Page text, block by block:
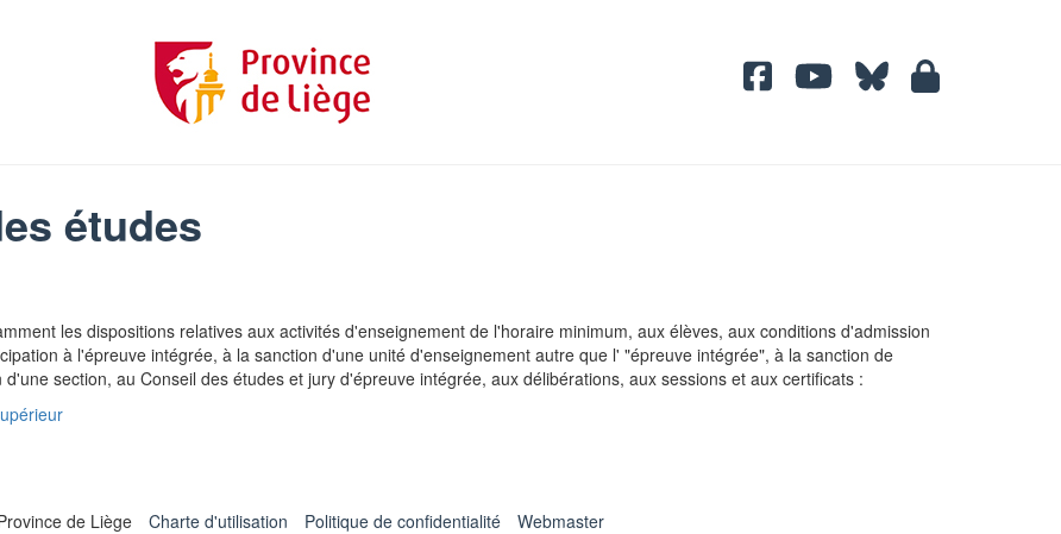
études
les dispositions relatives aux activités d'enseignement de l'horaire minimum, aux élèves, aux conditions d'admission
à l'épreuve intégrée, à la sanction d'une unité d'enseignement autre que l' "épreuve intégrée", à la sanction de
section, au Conseil des études et jury d'épreuve intégrée, aux délibérations, aux sessions et aux certificats :
de Liège Charte d'utilisation Politique de confidentialité Webmaster